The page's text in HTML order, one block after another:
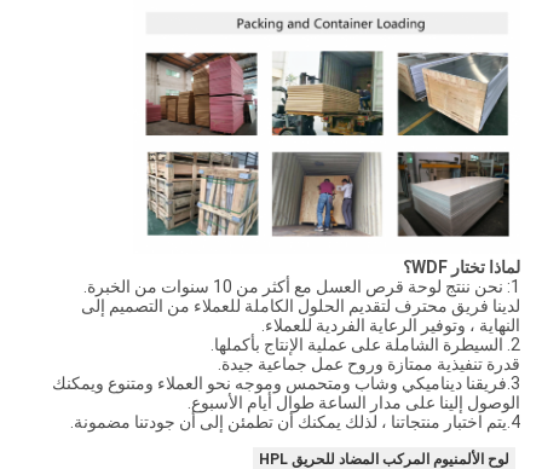
لماذا تختار WDF؟
1: نحن ننتج لوحة قرص العسل مع أكثر من 10 سنوات من الخبرة.
لدينا فريق محترف لتقديم الحلول الكاملة للعملاء من التصميم إلى
النهاية ، وتوفير الرعاية الفردية للعملاء.
2. السيطرة الشاملة على عملية الإنتاج بأكملها.
قدرة تنفيذية ممتازة وروح عمل جماعية جيدة.
3.فريقنا ديناميكي وشاب ومتحمس وموجه نحو العملاء ومتنوع ويمكنك
الوصول إلينا على مدار الساعة طوال أيام الأسبوع.
4.يتم اختبار منتجاتنا ، لذلك يمكنك أن تطمئن إلى أن جودتنا مضمونة.
لوح الألمنيوم المركب المضاد للحريق HPL